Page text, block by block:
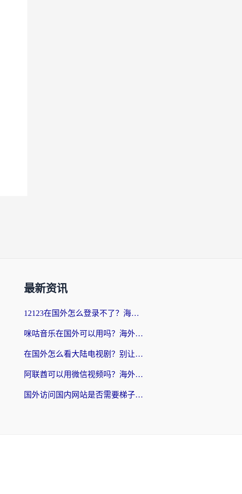
最新资讯
12123在国外怎么登录不了？海外党亲测有效的回国加速方案
咪咕音乐在国外可以用吗？海外党亲测有效的回国听音乐听书指南
在国外怎么看大陆电视剧？别让地区限制断了你的追剧节奏
阿联酋可以用微信视频吗？海外党亲测有效的回国加速解决方案
国外访问国内网站是否需要梯子？海外党亲测实用指南，轻松解决12123登录难题